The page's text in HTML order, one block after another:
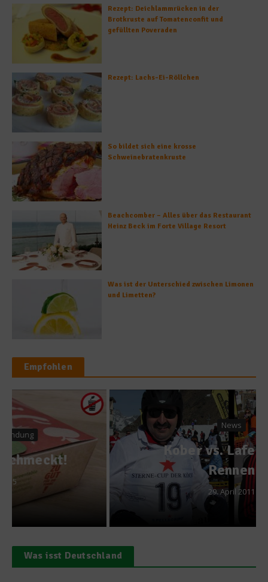
Rezept: Deichlammrücken in der
Brotkruste auf Tomatenconfit und
gefüllten Poveraden
Rezept: Lachs-Ei-Röllchen
So bildet sich eine krosse
Schweinebratenkruste
Beachcomber – Alles über das Restaurant
Heinz Beck im Forte Village Resort
Was ist der Unterschied zwischen Limonen
und Limetten?
Empfohlen
News
Kober vs. Lafer – Das
Rennen
29. April 2011
Was isst Deutschland